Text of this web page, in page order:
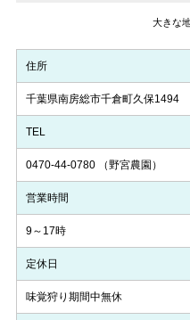
大きな
住所
千葉県南房総市千倉町久保1494
TEL
0470-44-0780（野宮農園）
営業時間
9～17時
定休日
味覚狩り期間中無休